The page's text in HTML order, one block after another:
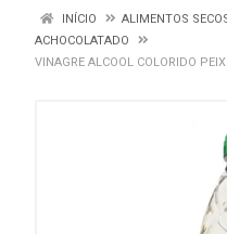
INÍCIO
ALIMENTOS
ACHOCOLATADO
VINAGRE ALCOOL COLORIDO